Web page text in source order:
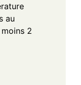
au
2